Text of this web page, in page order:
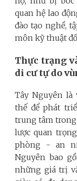
quan hệ lao
đào tạo nghề,
môn kỹ thuật
Thực trạng
di cư tự do
Tây Nguyên là
thế để phát
trung tâm
lược quan
phòng - an
Nguyên bao
những giá trị